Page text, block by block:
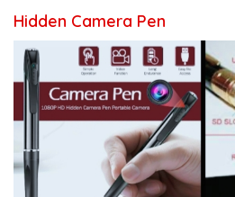
Hidden Camera Pen